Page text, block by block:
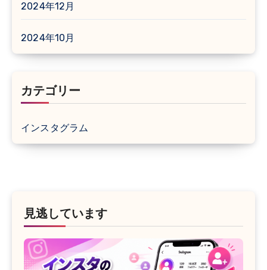
2024年12月
2024年10月
カテゴリー
インスタグラム
見逃しています